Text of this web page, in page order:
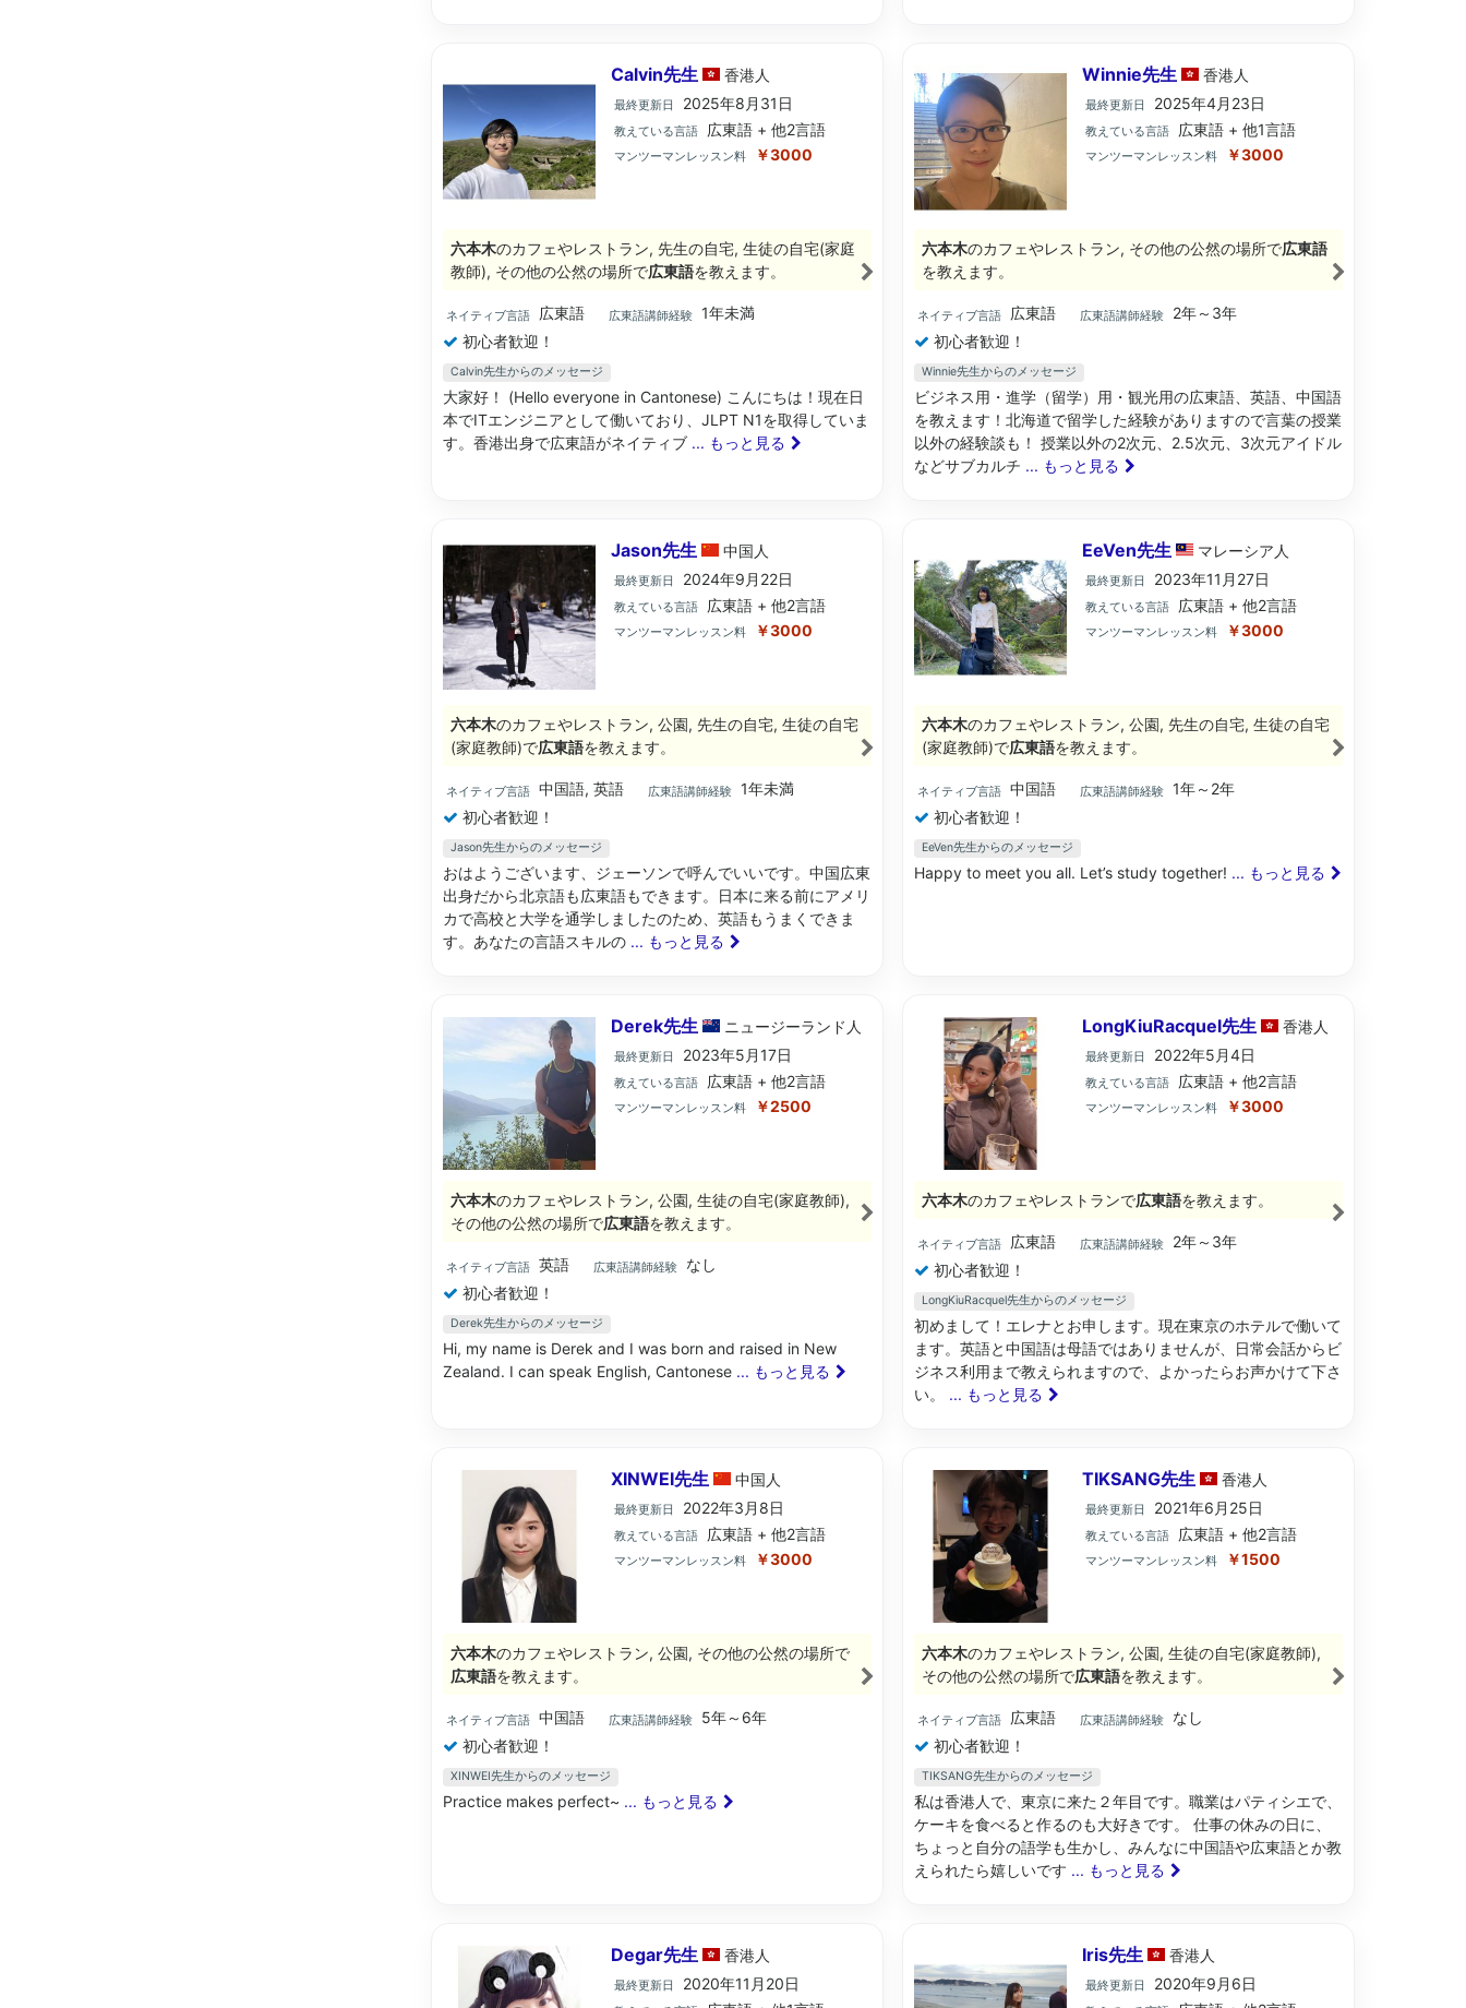
Calvin先生 香港人
最終更新日 2025年8月31日
教えている言語 広東語 + 他2言語
マンツーマンレッスン料 ￥3000
六本木のカフェやレストラン, 先生の自宅, 生徒の自宅(家庭
教師), その他の公然の場所で広東語を教えます。
ネイティブ言語 広東語 広東語講師経験
1年未満
初心者歓迎！
Calvin先生からのメッセージ
大家好！ (Hello everyone in Cantonese) こんにちは！現在日
本でITエンジニアとして働いており、JLPT N1を取得していま
す。香港出身で広東語がネイティブ ... もっと見る
Winnie先生 香港人
最終更新日 2025年4月23日
教えている言語 広東語 + 他1言語
マンツーマンレッスン料 ￥3000
六本木のカフェやレストラン, その他の公然の場所で広東語
を教えます。
ネイティブ言語 広東語 広東語講師経験
2年～3年
初心者歓迎！
Winnie先生からのメッセージ
ビジネス用・進学（留学）用・観光用の広東語、英語、中国語
を教えます！北海道で留学した経験がありますので言葉の授業
以外の経験談も！ 授業以外の2次元、2.5次元、3次元アイドル
などサブカルチ ... もっと見る
Jason先生 中国 人
最終更新日 2024年9月22日
教えている言語 広東語 + 他2言語
マンツーマンレッスン料 ￥3000
六本木のカフェやレストラン, 公園, 先生の自宅, 生徒の自宅
(家庭教師)で広東語を教えます。
ネイティブ言語 中国語, 英語 広東語講師経験
1年未満
初心者歓迎！
Jason先生からのメッセージ
おはようございます、ジェーソンで呼んでいいです。中国広東
出身だから北京語も広東語もできます。日本に来る前にアメリ
カで高校と大学を通学しましたのため、英語もうまくできま
す。あなたの言語スキルの ... もっと見る
EeVen先生 マレーシア 人
最終更新日 2023年11月27日
教えている言語 広東語 + 他2言語
マンツーマンレッスン料 ￥3000
六本木のカフェやレストラン, 公園, 先生の自宅, 生徒の自宅
(家庭教師)で広東語を教えます。
ネイティブ言語 中国語 広東語講師経験
1年～2年
初心者歓迎！
EeVen先生からのメッセージ
Happy to meet you all. Let’s study together! ... もっと見る
Derek先生 ニュージーランド 人
最終更新日 2023年5月17日
教えている言語 広東語 + 他2言語
マンツーマンレッスン料 ￥2500
六本木のカフェやレストラン, 公園, 生徒の自宅(家庭教師),
その他の公然の場所で広東語を教えます。
ネイティブ言語 英語 広東語講師経験
なし
初心者歓迎！
Derek先生からのメッセージ
Hi, my name is Derek and I was born and raised in New
Zealand. I can speak English, Cantonese ... もっと見る
LongKiuRacquel先生 香港人
最終更新日 2022年5月4日
教えている言語 広東語 + 他2言語
マンツーマンレッスン料 ￥3000
六本木のカフェやレストランで広東語を教えます。
ネイティブ言語 広東語 広東語講師経験
2年～3年
初心者歓迎！
LongKiuRacquel先生からのメッセージ
初めまして！エレナとお申します。現在東京のホテルで働いて
ます。英語と中国語は母語ではありませんが、日常会話からビ
ジネス利用まで教えられますので、よかったらお声かけて下さ
い。 ... もっと見る
XINWEI先生 中国 人
最終更新日 2022年3月8日
教えている言語 広東語 + 他2言語
マンツーマンレッスン料 ￥3000
六本木のカフェやレストラン, 公園, その他の公然の場所で
広東語を教えます。
ネイティブ言語 中国語 広東語講師経験
5年～6年
初心者歓迎！
XINWEI先生からのメッセージ
Practice makes perfect~ ... もっと見る
TIKSANG先生 香港人
最終更新日 2021年6月25日
教えている言語 広東語 + 他2言語
マンツーマンレッスン料 ￥1500
六本木のカフェやレストラン, 公園, 生徒の自宅(家庭教師),
その他の公然の場所で広東語を教えます。
ネイティブ言語 広東語 広東語講師経験
なし
初心者歓迎！
TIKSANG先生からのメッセージ
私は香港人で、東京に来た２年目です。職業はパティシエで、
ケーキを食べると作るのも大好きです。 仕事の休みの日に、
ちょっと自分の語学も生かし、みんなに中国語や広東語とか教
えられたら嬉しいです ... もっと見る
Degar先生 香港人
最終更新日 2020年11月20日
Iris先生 香港人
最終更新日 2020年9月6日